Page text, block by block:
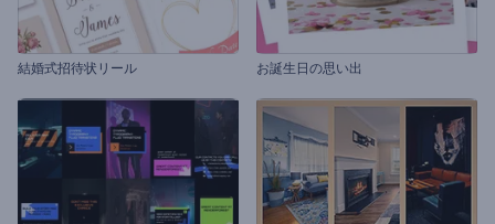
結婚式招待状リール お誕生日の思い出